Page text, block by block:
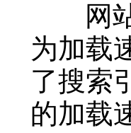
网站
为加载
了搜索
的加载